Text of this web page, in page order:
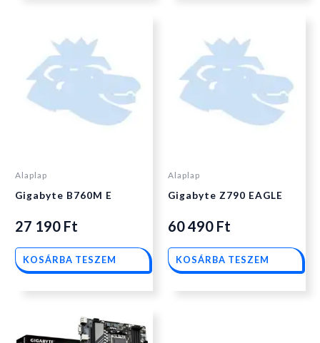
Alaplap
Gigabyte B760M E
27 190 Ft
KOSÁRBA TESZEM
Alaplap
Gigabyte Z790 EAGLE
60 490 Ft
KOSÁRBA TESZEM